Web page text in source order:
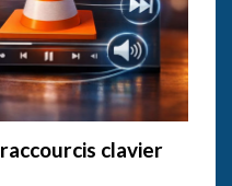
clavier